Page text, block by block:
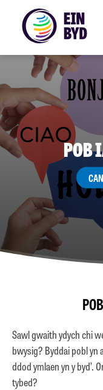
POB
Sawl gwaith ydych chi
bwysig? Byddai pobl yn
ddod ymlaen yn y byd’.
tybed?